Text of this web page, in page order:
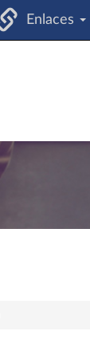
Enlaces